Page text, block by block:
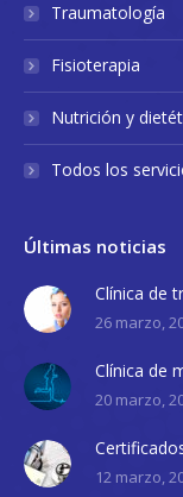
Traumatología
Fisioterapia
Nutrición y
Todos los
Últimas noticias
Clínica de
26 marzo,
Clínica de
20 marzo,
12 marzo,